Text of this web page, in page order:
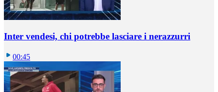
Inter vendesi, chi potrebbe lasciare i nerazzurri
00:45